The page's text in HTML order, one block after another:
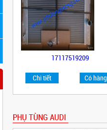
17117519209
Chi tiết Có hàng
PHỤ TÙNG AUDI